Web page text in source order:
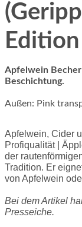
Apfelwein
Beschichtung.
Außen: Pink
Apfelwein, Cider
Profiqualität |
der
Tradition. Er
von Apfelwein
Bei dem Artikel
Presseiche.